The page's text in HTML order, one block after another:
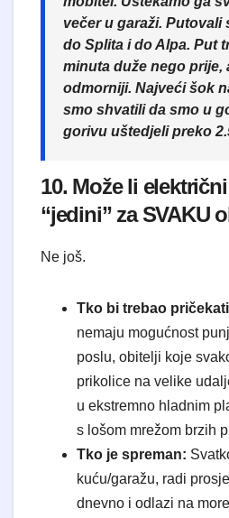
večer u garaži. Putovali
do Splita i do Alpa. Put
minuta duže nego prije,
odmorniji. Najveći šok
smo shvatili da smo u
gorivu uštedjeli preko
10. Može li
“jedini” za SVAKU
Ne još.
Tko bi trebao
nemaju mogućnost
poslu, obitelji koje
prikolice na velike
u ekstremno hladnim
s lošom mrežom brzih
Tko je spreman:
kuću/garažu, radi
dnevno i odlazi na